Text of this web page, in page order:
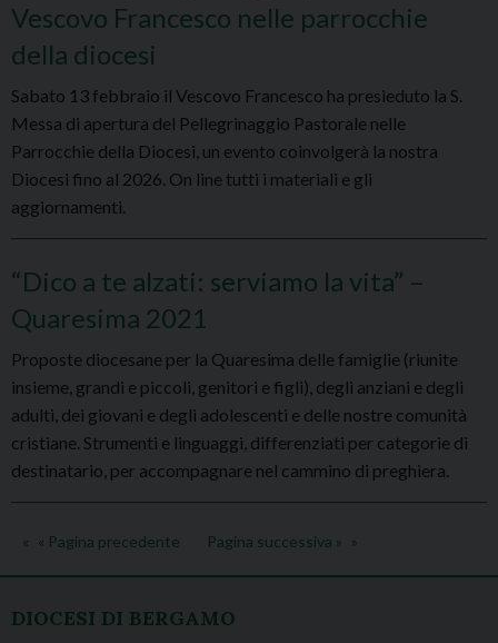
Vescovo Francesco nelle parrocchie
della diocesi
Sabato 13 febbraio il Vescovo Francesco ha presieduto la S.
Messa di apertura del Pellegrinaggio Pastorale nelle
Parrocchie della Diocesi, un evento coinvolgerà la nostra
Diocesi fino al 2026. On line tutti i materiali e gli
aggiornamenti.
“Dico a te alzati: serviamo la vita” –
Quaresima 2021
Proposte diocesane per la Quaresima delle famiglie (riunite
insieme, grandi e piccoli, genitori e figli), degli anziani e degli
adulti, dei giovani e degli adolescenti e delle nostre comunità
cristiane. Strumenti e linguaggi, differenziati per categorie di
destinatario, per accompagnare nel cammino di preghiera.
« Pagina precedente Pagina successiva »
DIOCESI DI BERGAMO